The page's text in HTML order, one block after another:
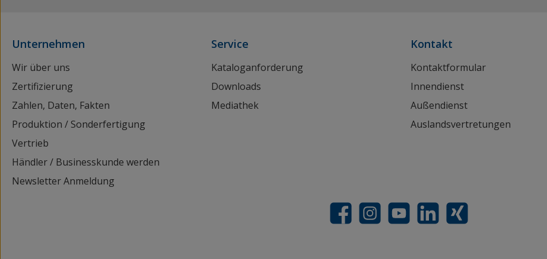
Unternehmen
Wir über uns
Zertifizierung
Zahlen, Daten, Fakten
Produktion / Sonderfertigung
Vertrieb
Händler / Businesskunde werden
Newsletter Anmeldung
Service
Kataloganforderung
Downloads
Mediathek
Kontakt
Kontaktformular
Innendienst
Außendienst
Auslandsvertretungen
FacebookInstagramYouTubeLinkedInXing